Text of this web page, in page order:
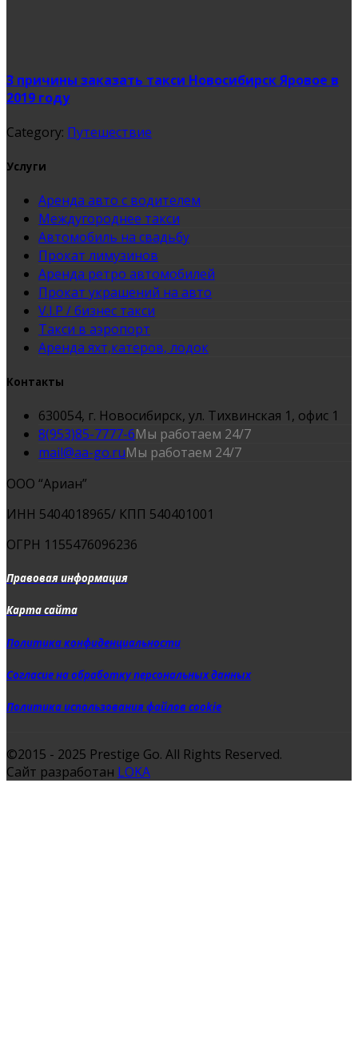
3 причины заказать такси Новосибирск Яровое в
2019 году
Category: Путешествие
Услуги
Аренда авто с водителем
Междугороднее такси
Автомобиль на свадьбу
Прокат лимузинов
Аренда ретро автомобилей
Прокат украшений на авто
V.I.P / бизнес такси
Такси в аэропорт
Аренда яхт,катеров, лодок
Контакты
630054, г. Новосибирск, ул. Тихвинская 1, офис 1
8(953)85-7777-6Мы работаем 24/7
mail@aa-go.ruМы работаем 24/7
ООО “Ариан”
ИНН 5404018965/ КПП 540401001
ОГРН 1155476096236
Правовая информация
Карта сайта
Политика конфиденциальности
Согласие на обработку персональных данных
Политика использования файлов cookie
©2015 - 2025 Prestige Go. All Rights Reserved.
Сайт разработан LOKA